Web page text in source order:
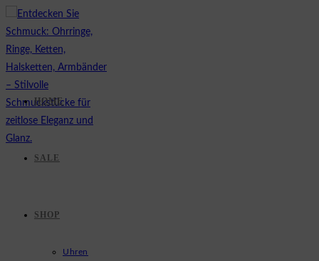
Zum
Inhalt
springen
HOME
SALE
SHOP
Uhren